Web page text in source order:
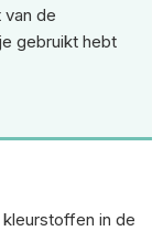
de
gebruikt hebt
in de